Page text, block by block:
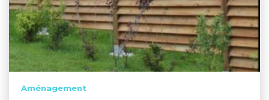
Aménagement